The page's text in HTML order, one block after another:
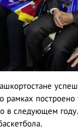
в следующем